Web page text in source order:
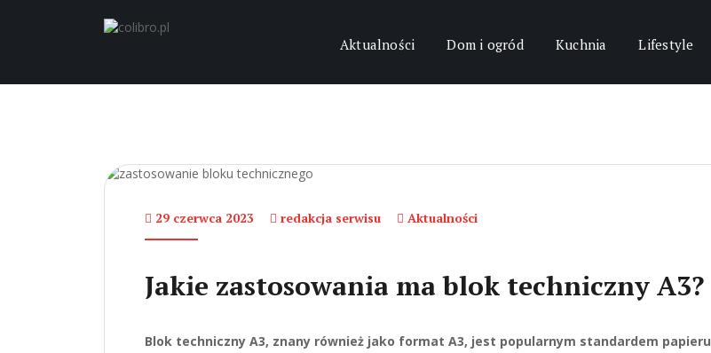
Aktualności Dom i ogród Kuchnia Lifestyle
29 czerwca 2023 redakcja serwisu Aktualności
Jakie zastosowania ma blok techniczny A3?
Blok techniczny A3, znany również jako format A3, jest popularnym standardem papieru